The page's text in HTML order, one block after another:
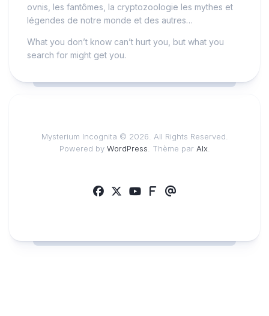
ovnis, les fantômes, la cryptozoologie les mythes et
légendes de notre monde et des autres…
What you don’t know can’t hurt you, but what you
search for might get you.
Mysterium Incognita © 2026. All Rights Reserved.
Powered by WordPress . Thème par Alx